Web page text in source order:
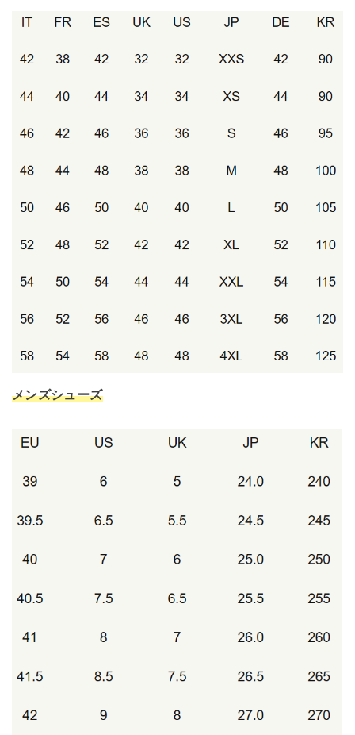
メンズシューズ